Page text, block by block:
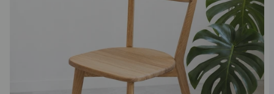
Aparadores
Armários Mesas de
Bengaleiros Mobiliário